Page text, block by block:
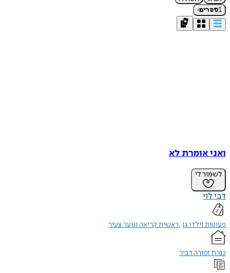
1ספרים›
ואני אומרת לא
לשמור לי
דבי לוי
פעוטות וילדי גן ראשית קריאה ונוער צעיר
כנרת זמורה דביר